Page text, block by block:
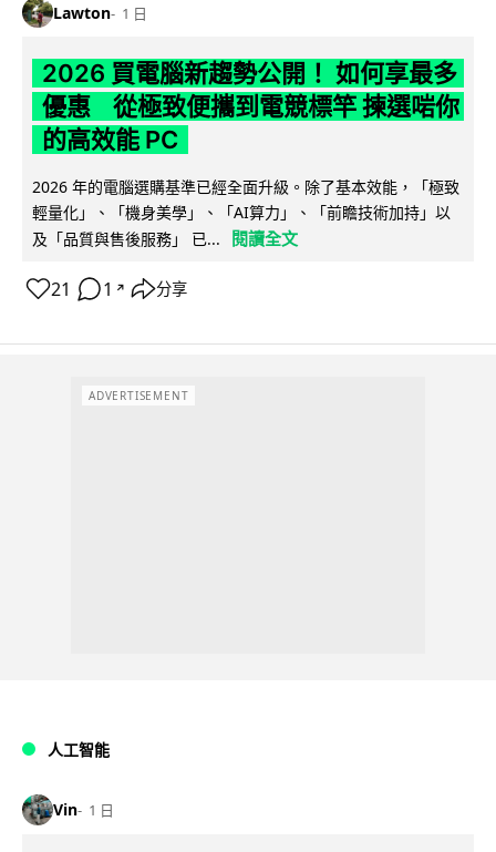
Lawton 1 日
2026 買電腦新趨勢公開！ 如何享最多
優惠 從極致便攜到電競標竿 揀選啱你
的高效能 PC
2026 年的電腦選購基準已經全面升級。除了基本效能，「極致
輕量化」、「機身美學」、「AI算力」、「前瞻技術加持」以
及「品質與售後服務」 已...
閱讀全文
21 1 ↗ 分享
ADVERTISEMENT
人工智能
Vin 1 日